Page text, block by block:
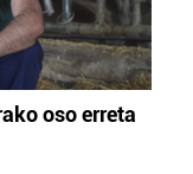
oso erreta